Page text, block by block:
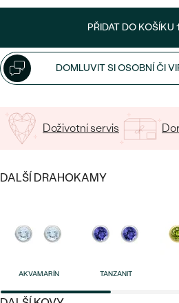
snubní
DLE MATERIÁLU
ZLATO
PLATINA
S DRAHOKAMY
S LAB-GROWN
DLE STYLU
PERSONALIZOVANÉ
MINIMALISTICKÉ
PODLE PŘÍLEŽITOSTI
PODLE BARVY
CENOVĚ DOSTUPNÉ
LUXUSNÍ
CENOVĚ DOSTUPNÉ
PŘIDAT DO KOŠÍKU
DOMLUVIT SI OSOBNÍ ČI
Doživotní servis
DALŠÍ DRAHOKAMY
AKVAMARÍN TANZANIT